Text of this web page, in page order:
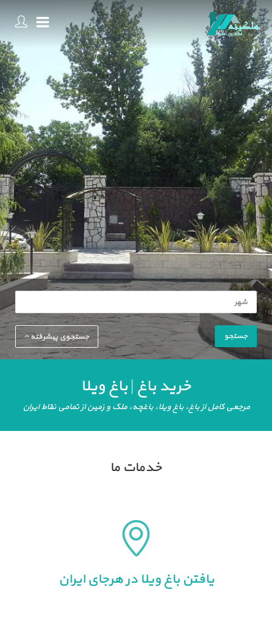
جستجو جستجوی پیشرفته
خرید باغ | باغ ویلا
مرجعی کامل از باغ، باغ ویلا، باغچه، ملک و زمین از تمامی نقاط ایران
خدمات ما
یافتن باغ ویلا در هرجای ایران